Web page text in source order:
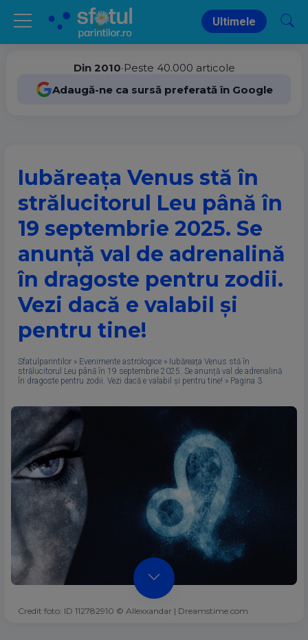
Ultimele
Din 2010•Peste 40.000 articole
Adaugă-ne ca sursă preferată în Google
Iubăreața Venus stă în
strălucitorul Leu până în
19 septembrie 2025. Se
anunță val de adrenalină
în dragoste pentru zodii.
Vezi dacă e valabil și
pentru tine!
Sfatulparintilor » Evenimente astrologice » Iubăreața Venus stă în
strălucitorul Leu până în 19 septembrie 2025. Se anunță val de adrenalină
în dragoste pentru zodii. Vezi dacă e valabil și pentru tine! » Pagina 3
Credit foto: ID 112782910 © Allexxandar | Dreamstime.com